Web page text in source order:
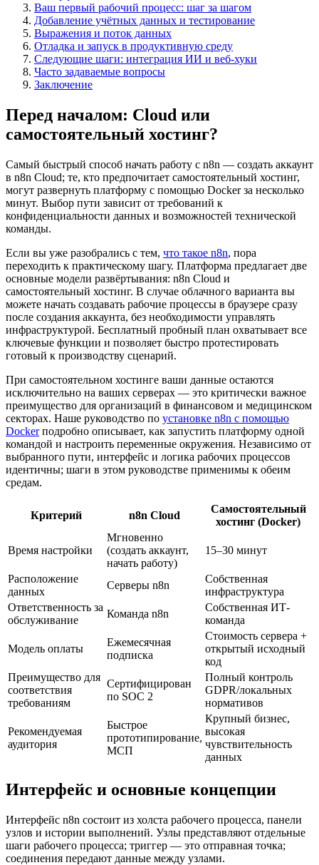
Ваш первый рабочий процесс: шаг за шагом
Добавление учётных данных и тестирование
Выражения и поток данных
Отладка и запуск в продуктивную среду
Следующие шаги: интеграция ИИ и веб-хуки
Часто задаваемые вопросы
Заключение
Перед началом: Cloud или
самостоятельный хостинг?
Самый быстрый способ начать работу с n8n — создать аккаунт
в n8n Cloud; те, кто предпочитает самостоятельный хостинг,
могут развернуть платформу с помощью Docker за несколько
минут. Выбор пути зависит от требований к
конфиденциальности данных и возможностей технической
команды.
Если вы уже разобрались с тем, что такое n8n, пора
переходить к практическому шагу. Платформа предлагает две
основные модели развёртывания: n8n Cloud и
самостоятельный хостинг. В случае облачного варианта вы
можете начать создавать рабочие процессы в браузере сразу
после создания аккаунта, без необходимости управлять
инфраструктурой. Бесплатный пробный план охватывает все
ключевые функции и позволяет быстро протестировать
готовый к производству сценарий.
При самостоятельном хостинге ваши данные остаются
исключительно на ваших серверах — это критически важное
преимущество для организаций в финансовом и медицинском
секторах. Наше руководство по установке n8n с помощью
Dockerподробно описывает, как запустить платформу одной
командой и настроить переменные окружения. Независимо от
выбранного пути, интерфейс и логика рабочих процессов
идентичны; шаги в этом руководстве применимы к обеим
средам.
Критерий n8n Cloud
Самостоятельный
хостинг (Docker)
Время настройки
Мгновенно
(создать аккаунт,
начать работу)
15–30 минут
Расположение
данных
Серверы n8n
Собственная
инфраструктура
Ответственность за
обслуживание
Команда n8n
Собственная ИТ-
команда
Модель оплаты
Ежемесячная
подписка
Стоимость сервера +
открытый исходный
код
Преимущество для
соответствия
требованиям
Сертифицирован
по SOC 2
Полный контроль
GDPR/локальных
нормативов
Рекомендуемая
аудитория
Быстрое
прототипирование,
МСП
Крупный бизнес,
высокая
чувствительность
данных
Интерфейс и основные концепции
Интерфейс n8n состоит из холста рабочего процесса, панели
узлов и истории выполнений. Узлы представляют отдельные
шаги рабочего процесса; триггер — это отправная точка;
соединения передают данные между узлами.